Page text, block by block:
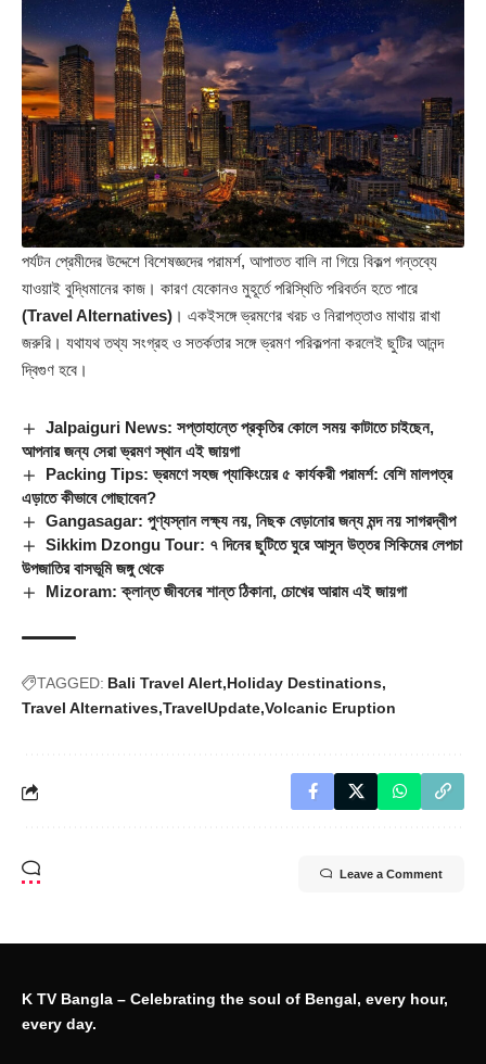
পর্যটন প্রেমীদের উদ্দেশে বিশেষজ্ঞদের পরামর্শ, আপাতত বালি না গিয়ে বিকল্প গন্তব্যে
যাওয়াই বুদ্ধিমানের কাজ। কারণ যেকোনও মুহূর্তে পরিস্থিতি পরিবর্তন হতে পারে
(Travel Alternatives) । একইসঙ্গে ভ্রমণের খরচ ও নিরাপত্তাও মাথায় রাখা
জরুরি। যথাযথ তথ্য সংগ্রহ ও সতর্কতার সঙ্গে ভ্রমণ পরিকল্পনা করলেই ছুটির আনন্দ
দ্বিগুণ হবে।
Jalpaiguri News: সপ্তাহান্তে প্রকৃতির কোলে সময় কাটাতে চাইছেন,
আপনার জন্য সেরা ভ্রমণ স্থান এই জায়গা
Packing Tips: ভ্রমণে সহজ প্যাকিংয়ের ৫ কার্যকরী পরামর্শ: বেশি মালপত্র
এড়াতে কীভাবে গোছাবেন?
Gangasagar: পুণ্যস্নান লক্ষ্য নয়, নিছক বেড়ানোর জন্য মন্দ নয় সাগরদ্বীপ
Sikkim Dzongu Tour: ৭ দিনের ছুটিতে ঘুরে আসুন উত্তর সিকিমের লেপচা
উপজাতির বাসভূমি জঙ্গু থেকে
Mizoram: ক্লান্ত জীবনের শান্ত ঠিকানা, চোখের আরাম এই জায়গা
TAGGED: Bali Travel Alert Holiday Destinations
Travel Alternatives TravelUpdate Volcanic Eruption
Leave a Comment
K TV Bangla – Celebrating the soul of Bengal, every hour,
every day.